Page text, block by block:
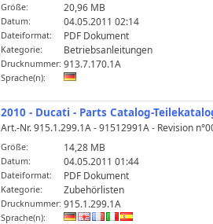
Größe: 20,96 MB
Datum: 04.05.2011 02:14
Dateiformat: PDF Dokument
Kategorie: Betriebsanleitungen
Drucknummer: 913.7.170.1A
Sprache(n):
2010 - Ducati - Parts Catalog-
Art.-Nr. 915.1.299.1A - 91512991A - Revision
Größe: 14,28 MB
Datum: 04.05.2011 01:44
Dateiformat: PDF Dokument
Kategorie: Zubehörlisten
Drucknummer: 915.1.299.1A
Sprache(n):